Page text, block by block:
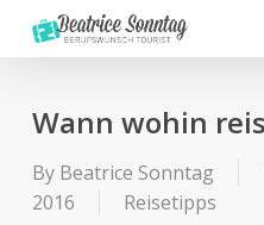
Wann wohin
By Beatrice Sonntag
2016
Reisetipps